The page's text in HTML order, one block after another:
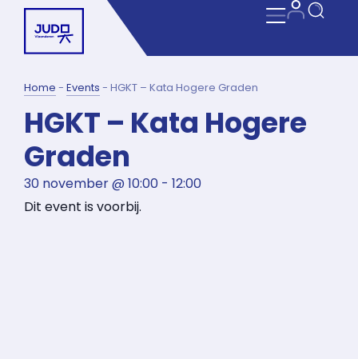
Home - Events - HGKT – Kata Hogere Graden
HGKT – Kata Hogere
Graden
30 november@ 10:00 - 12:00
Dit event is voorbij.